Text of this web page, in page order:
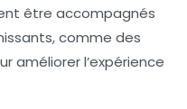
être accompagnés
comme des
améliorer l’expérience